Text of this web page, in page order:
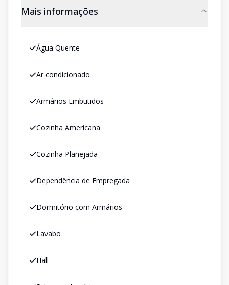
Mais informações
Água Quente
Ar condicionado
Armários Embutidos
Cozinha Americana
Cozinha Planejada
Dependência de Empregada
Dormitório com Armários
Lavabo
Hall